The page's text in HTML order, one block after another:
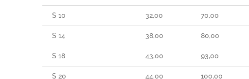
S 10 32,00 70,00
S 14 38,00 80,00
S 18 43,00 93,00
S 20 44,00 100,00